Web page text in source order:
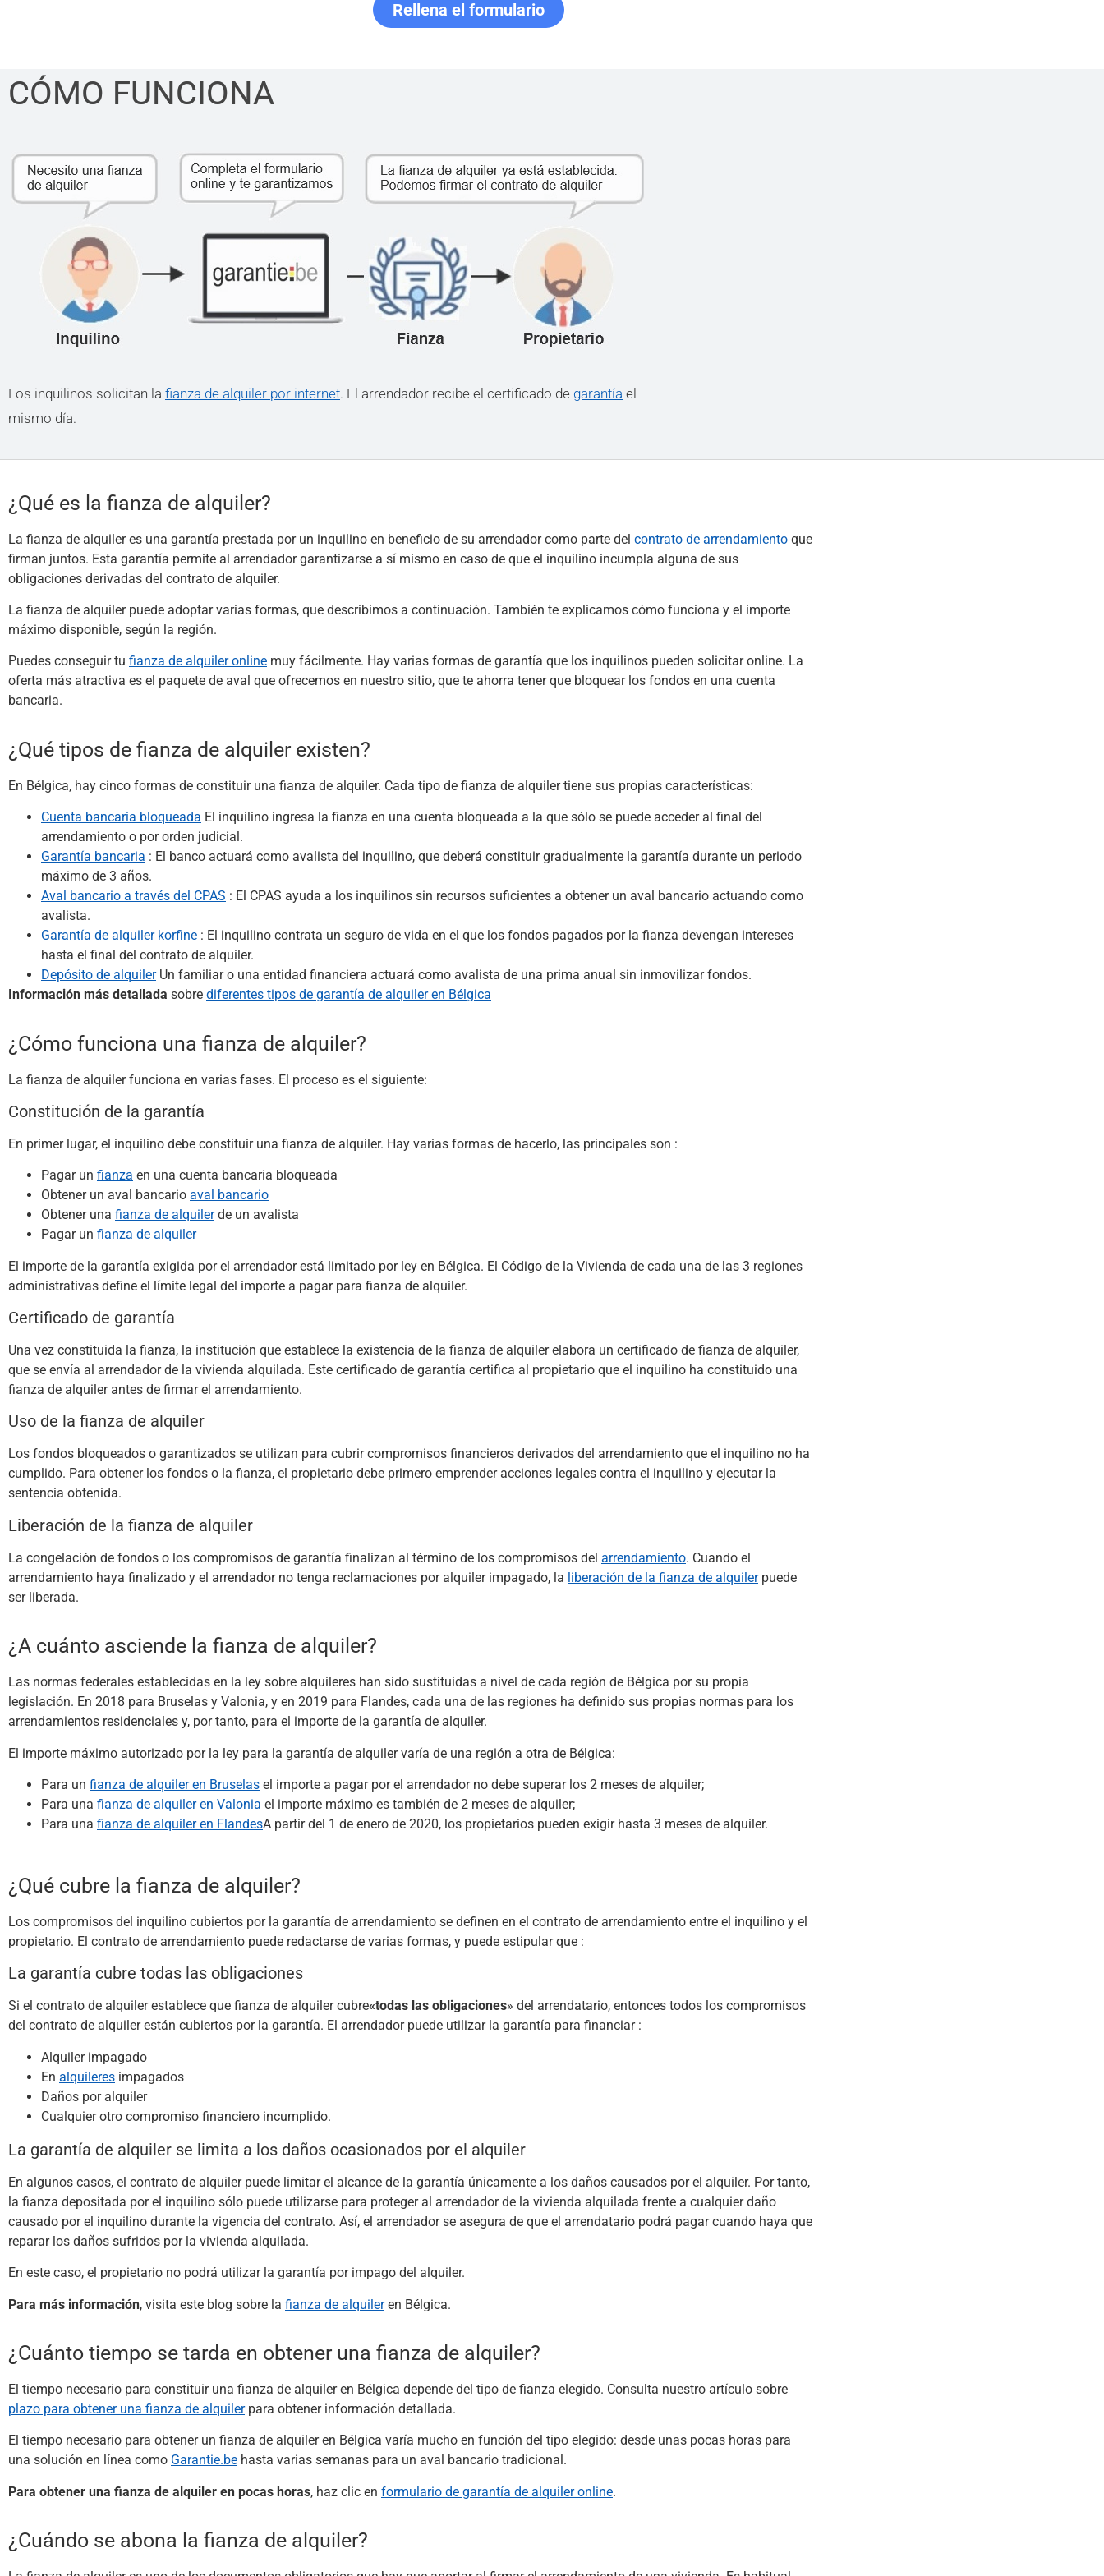
Rellena el formulario
CÓMO FUNCIONA
Los inquilinos solicitan la fianza de alquiler por internet. El arrendador recibe el certificado de garantía el
mismo día.
¿Qué es la fianza de alquiler?
La fianza de alquiler es una garantía prestada por un inquilino en beneficio de su arrendador como parte del contrato de arrendamiento que
firman juntos. Esta garantía permite al arrendador garantizarse a sí mismo en caso de que el inquilino incumpla alguna de sus
obligaciones derivadas del contrato de alquiler.
La fianza de alquiler puede adoptar varias formas, que describimos a continuación. También te explicamos cómo funciona y el importe
máximo disponible, según la región.
Puedes conseguir tu fianza de alquiler online muy fácilmente. Hay varias formas de garantía que los inquilinos pueden solicitar online. La
oferta más atractiva es el paquete de aval que ofrecemos en nuestro sitio, que te ahorra tener que bloquear los fondos en una cuenta
bancaria.
¿Qué tipos de fianza de alquiler existen?
En Bélgica, hay cinco formas de constituir una fianza de alquiler. Cada tipo de fianza de alquiler tiene sus propias características:
Cuenta bancaria bloqueada El inquilino ingresa la fianza en una cuenta bloqueada a la que sólo se puede acceder al final del
arrendamiento o por orden judicial.
Garantía bancaria : El banco actuará como avalista del inquilino, que deberá constituir gradualmente la garantía durante un periodo
máximo de 3 años.
Aval bancario a través del CPAS : El CPAS ayuda a los inquilinos sin recursos suficientes a obtener un aval bancario actuando como
avalista.
Garantía de alquiler korfine : El inquilino contrata un seguro de vida en el que los fondos pagados por la fianza devengan intereses
hasta el final del contrato de alquiler.
Depósito de alquilerUn familiar o una entidad financiera actuará como avalista de una prima anual sin inmovilizar fondos.
Información más detallada sobre diferentes tipos de garantía de alquiler en Bélgica
¿Cómo funciona una fianza de alquiler?
La fianza de alquiler funciona en varias fases. El proceso es el siguiente:
Constitución de la garantía
En primer lugar, el inquilino debe constituir una fianza de alquiler. Hay varias formas de hacerlo, las principales son :
Pagar un fianza en una cuenta bancaria bloqueada
Obtener un aval bancario aval bancario
Obtener una fianza de alquilerde un avalista
Pagar un fianza de alquiler
El importe de la garantía exigida por el arrendador está limitado por ley en Bélgica. El Código de la Vivienda de cada una de las 3 regiones
administrativas define el límite legal del importe a pagar para fianza de alquiler.
Certificado de garantía
Una vez constituida la fianza, la institución que establece la existencia de la fianza de alquiler elabora un certificado de fianza de alquiler,
que se envía al arrendador de la vivienda alquilada. Este certificado de garantía certifica al propietario que el inquilino ha constituido una
fianza de alquiler antes de firmar el arrendamiento.
Uso de la fianza de alquiler
Los fondos bloqueados o garantizados se utilizan para cubrir compromisos financieros derivados del arrendamiento que el inquilino no ha
cumplido. Para obtener los fondos o la fianza, el propietario debe primero emprender acciones legales contra el inquilino y ejecutar la
sentencia obtenida.
Liberación de la fianza de alquiler
La congelación de fondos o los compromisos de garantía finalizan al término de los compromisos del arrendamiento. Cuando el
arrendamiento haya finalizado y el arrendador no tenga reclamaciones por alquiler impagado, la liberación de la fianza de alquilerpuede
ser liberada.
¿A cuánto asciende la fianza de alquiler?
Las normas federales establecidas en la ley sobre alquileres han sido sustituidas a nivel de cada región de Bélgica por su propia
legislación. En 2018 para Bruselas y Valonia, y en 2019 para Flandes, cada una de las regiones ha definido sus propias normas para los
arrendamientos residenciales y, por tanto, para el importe de la garantía de alquiler.
El importe máximo autorizado por la ley para la garantía de alquiler varía de una región a otra de Bélgica:
Para un fianza de alquiler en Bruselas el importe a pagar por el arrendador no debe superar los 2 meses de alquiler;
Para una fianza de alquiler en Valonia el importe máximo es también de 2 meses de alquiler;
Para una fianza de alquiler en FlandesA partir del 1 de enero de 2020, los propietarios pueden exigir hasta 3 meses de alquiler.
¿Qué cubre la fianza de alquiler?
Los compromisos del inquilino cubiertos por la garantía de arrendamiento se definen en el contrato de arrendamiento entre el inquilino y el
propietario. El contrato de arrendamiento puede redactarse de varias formas, y puede estipular que :
La garantía cubre todas las obligaciones
Si el contrato de alquiler establece que fianza de alquiler cubre«todas las obligaciones» del arrendatario, entonces todos los compromisos
del contrato de alquiler están cubiertos por la garantía. El arrendador puede utilizar la garantía para financiar :
Alquiler impagado
En alquileres impagados
Daños por alquiler
Cualquier otro compromiso financiero incumplido.
La garantía de alquiler se limita a los daños ocasionados por el alquiler
En algunos casos, el contrato de alquiler puede limitar el alcance de la garantía únicamente a los daños causados por el alquiler. Por tanto,
la fianza depositada por el inquilino sólo puede utilizarse para proteger al arrendador de la vivienda alquilada frente a cualquier daño
causado por el inquilino durante la vigencia del contrato. Así, el arrendador se asegura de que el arrendatario podrá pagar cuando haya que
reparar los daños sufridos por la vivienda alquilada.
En este caso, el propietario no podrá utilizar la garantía por impago del alquiler.
Para más información, visita este blog sobre la fianza de alquileren Bélgica.
¿Cuánto tiempo se tarda en obtener una fianza de alquiler?
El tiempo necesario para constituir una fianza de alquiler en Bélgica depende del tipo de fianza elegido. Consulta nuestro artículo sobre
plazo para obtener una fianza de alquilerpara obtener información detallada.
El tiempo necesario para obtener un fianza de alquiler en Bélgica varía mucho en función del tipo elegido: desde unas pocas horas para
una solución en línea como Garantie.be hasta varias semanas para un aval bancario tradicional.
Para obtener una fianza de alquiler en pocas horas, haz clic en formulario de garantía de alquiler online.
¿Cuándo se abona la fianza de alquiler?